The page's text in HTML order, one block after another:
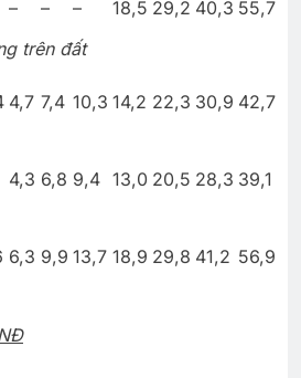
– – – 18,5 29,2 40,3 55,7
trên đất
4,7 7,4 10,3 14,2 22,3 30,9 42,7
4,3 6,8 9,4 13,0 20,5 28,3 39,1
6,3 9,9 13,7 18,9 29,8 41,2 56,9